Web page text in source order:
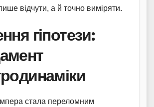
відчути, а й точно виміряти.
гіпотези:
стала переломним